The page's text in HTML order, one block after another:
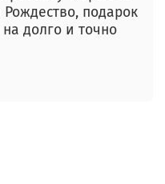
подарок
долго и точно